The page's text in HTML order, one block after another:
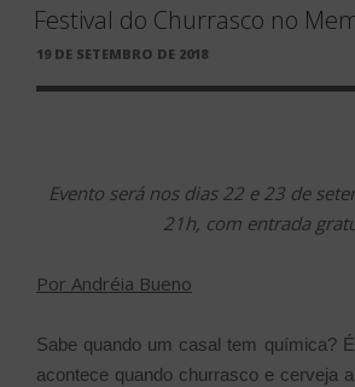
Festival do Churrasco no
PUBLICADO
19 DE SETEMBRO DE 2018
Evento será nos dias 22 e 23 de
21h, com entrada
Por Andréia Bueno
Sabe quando um casal tem química?
acontece quando churrasco e cerveja